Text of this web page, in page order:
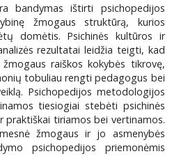
bandymas ištirti psichopedijos
žmogaus struktūrą, kurios
domėtis. Psichinės kultūros ir
rezultatai leidžia teigti, kad
raiškos kokybės tikrovę,
tobuliau rengti pedagogus bei
Psichopedijos metodologijos
tiesiogiai stebėti psichinės
praktiškai tiriamos bei vertinamos.
žmogaus ir jo asmenybės
psichopedijos priemonėmis